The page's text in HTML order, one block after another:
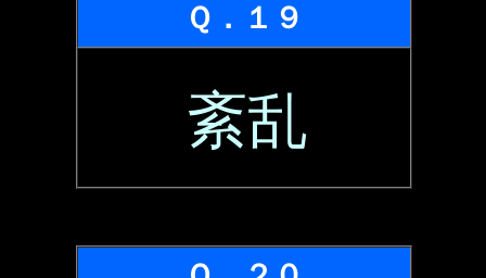
Ｑ．１９
紊乱